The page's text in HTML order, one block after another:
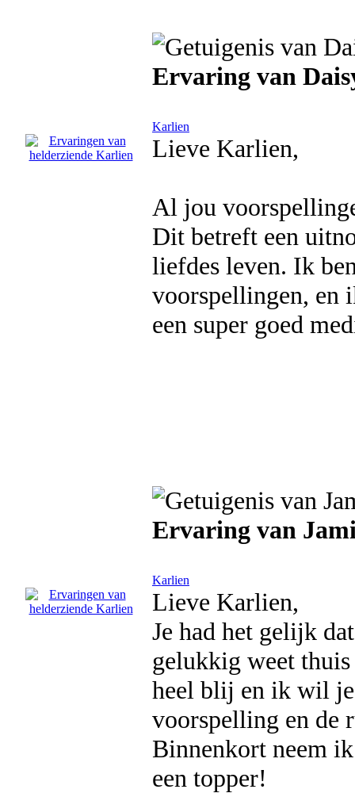
Ervaring van
Karlien
Lieve Karlien,
Al jou
Dit betreft een
liefdes leven. Ik
voorspellingen, en
een super goed
Ervaring van
Karlien
Lieve Karlien,
Je had het gelijk
gelukkig weet
heel blij en ik wil
voorspelling en de
Binnenkort neem
een topper!